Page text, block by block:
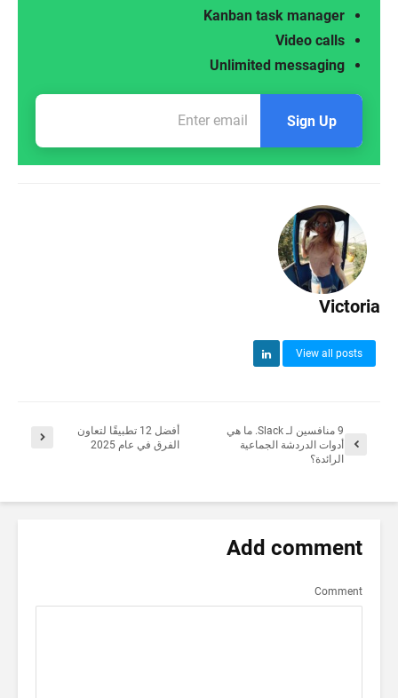
Unlimited messaging
Video calls
Kanban task manager
Sign Up
Victoria
View all posts
9 منافسين لـ Slack. ما هي
أدوات الدردشة الجماعية
الرائدة؟
أفضل 12 تطبيقًا لتعاون
الفرق في عام 2025
Add comment
Comment